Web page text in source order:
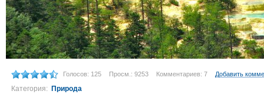
Голосов: 125 Просм.: 9253 Комментариев: 7 Добавить
Категория: Природа